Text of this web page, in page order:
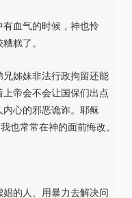
血气的时候，神也怜
糕了。
姊妹非法行政拘留还能
帝会不会让国保们出点
心的邪恶诡诈。耶稣
也常常在神的面前悔改。
的人、用暴力去解决问